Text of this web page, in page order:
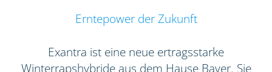
Erntepower der Zukunft
Exantra ist eine neue ertragsstarke
Winterrapshybride aus dem Hause Bayer. Sie